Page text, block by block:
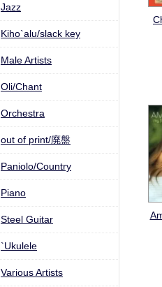
Jazz
Kiho`alu/slack key
Male Artists
Oli/Chant
Orchestra
out of print/廃盤
Paniolo/Country
Piano
Steel Guitar
`Ukulele
Various Artists